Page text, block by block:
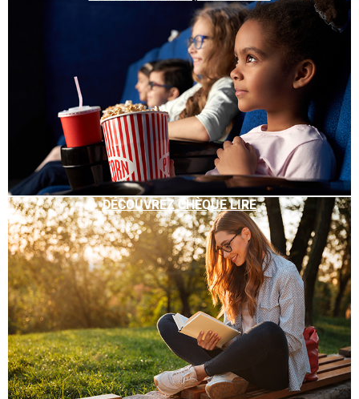
DÉCOUVREZ CHÈQUE LIRE